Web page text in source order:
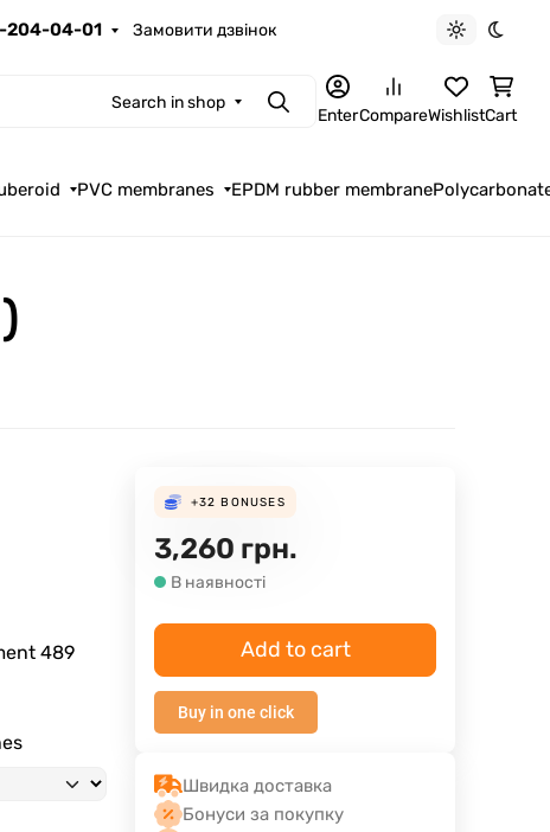
204-04-01 Замовити дзвінок
Light theme
Dark
Search in shop SearchEnterCompareWishlistCart
PVC membranes EPDM rubber membrane
489
+32 BONUSES
3,260 грн.
В наявності
Add to cart
Buy in one click
Швидка доставка
Бонуси за покупку